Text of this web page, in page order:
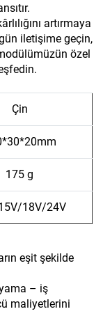
artırmaya
iletişime geçin,
özel
Çin
175 g
18V/24V
eşit şekilde
– iş
maliyetlerini